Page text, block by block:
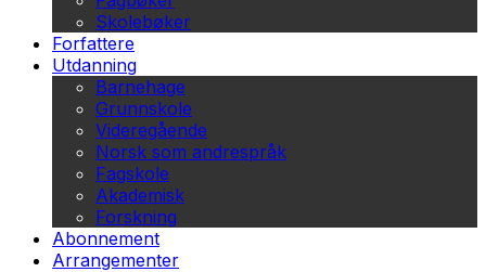
Skolebøker
Forfattere
Utdanning
Barnehage
Grunnskole
Videregående
Norsk som andrespråk
Fagskole
Akademisk
Forskning
Abonnement
Arrangementer